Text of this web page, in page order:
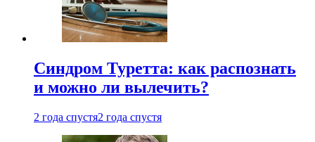
Синдром Туретта: как распознать
и можно ли вылечить?
2 года спустя2 года спустя